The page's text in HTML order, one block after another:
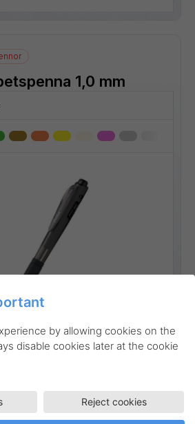
1,0 mm
Go to product
by allowing cookies on the
disable cookies later at the cookie
Reject cookies